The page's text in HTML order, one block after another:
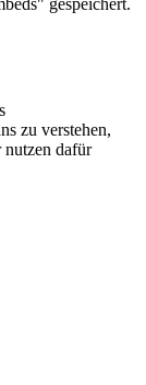
gespeichert.
zu verstehen,
nutzen dafür